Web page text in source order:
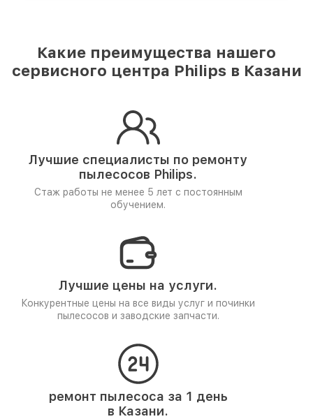
Какие преимущества нашего
сервисного центра Philips в Казани
Лучшие специалисты по ремонту
пылесосов Philips.
Стаж работы не менее 5 лет с постоянным
обучением.
Лучшие цены на услуги.
Конкурентные цены на все виды услуг и починки
пылесосов и заводские запчасти.
ремонт пылесоса за 1 день
в Казани.